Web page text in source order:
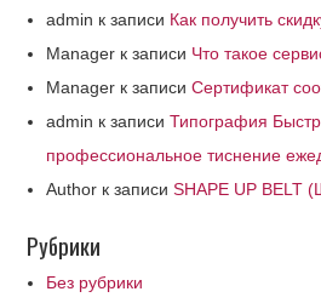
admin к записи Как получить
Manager к записи Что такое
Manager к записиСертификат
admin к записиТипография
профессиональное тиснение
Author к записиSHAPE UP
Рубрики
Без рубрики